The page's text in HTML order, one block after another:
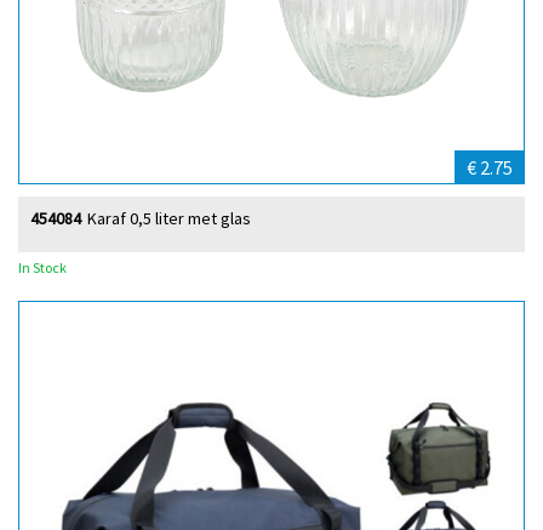
€ 2.75
Karaf 0,5 liter met glas
454084
In Stock